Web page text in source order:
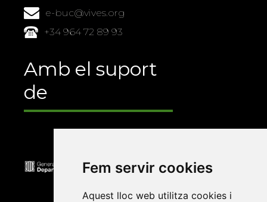
Fem servir cookies
Aquest lloc web utilitza cookies i
e-buc@vives.org
+34 964 72 89 93
Amb el suport
de